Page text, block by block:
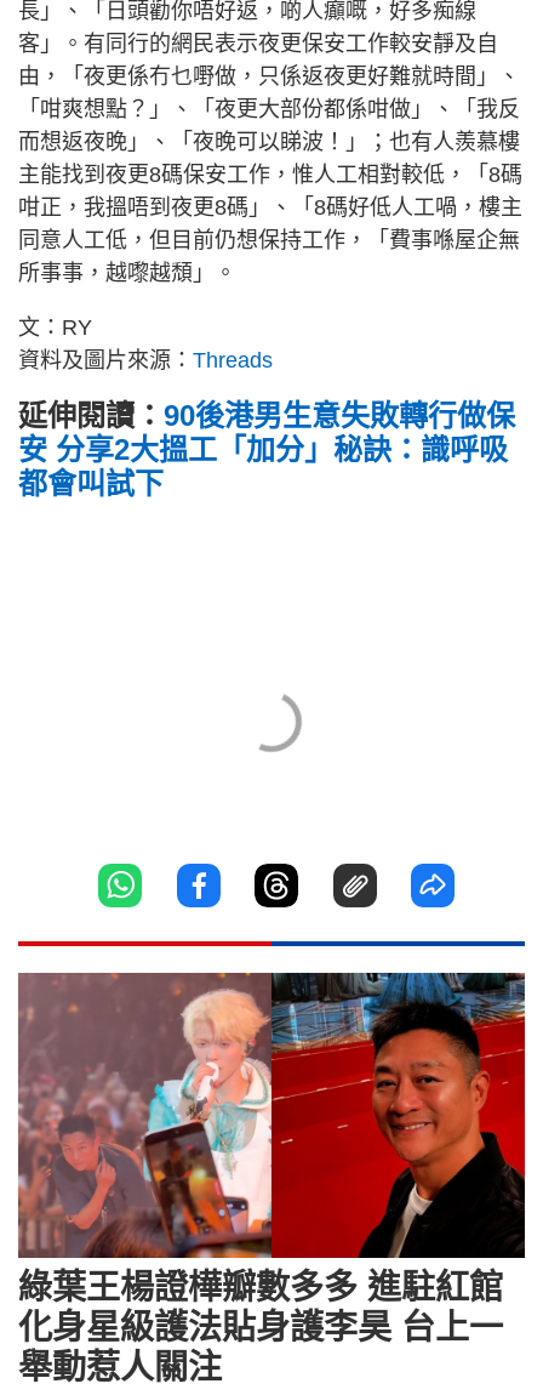
長」、「日頭勸你唔好返，啲人癲嘅，好多痴線
客」。有同行的網民表示夜更保安工作較安靜及自
由，「夜更係冇乜嘢做，只係返夜更好難就時間」、
「咁爽想點？」、「夜更大部份都係咁做」、「我反
而想返夜晚」、「夜晚可以睇波！」；也有人羨慕樓
主能找到夜更8碼保安工作，惟人工相對較低，「8碼
咁正，我搵唔到夜更8碼」、「8碼好低人工喎，樓主
同意人工低，但目前仍想保持工作，「費事喺屋企無
所事事，越嚟越頹」。
文：RY
資料及圖片來源： Threads
延伸閱讀： 90後港男生意失敗轉行做保
安 分享2大搵工「加分」秘訣：識呼吸
都會叫試下
綠葉王楊證樺瓣數多多 進駐紅館
化身星級護法貼身護李昊 台上一
舉動惹人關注